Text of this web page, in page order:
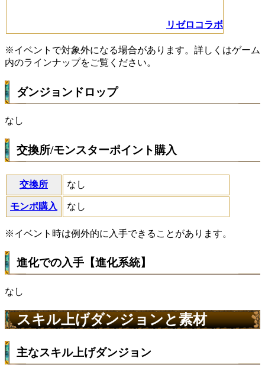
リゼロコラボ
※イベントで対象外になる場合があります。詳しくはゲーム
内のラインナップをご覧ください。
ダンジョンドロップ
なし
交換所/モンスターポイント購入
交換所 なし
モンポ購入 なし
※イベント時は例外的に入手できることがあります。
進化での入手【進化系統】
なし
スキル上げダンジョンと素材
主なスキル上げダンジョン